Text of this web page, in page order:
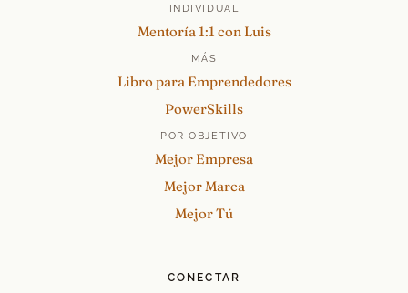
INDIVIDUAL
Mentoría 1:1 con Luis
MÁS
Libro para Emprendedores
PowerSkills
POR OBJETIVO
Mejor Empresa
Mejor Marca
Mejor Tú
CONECTAR